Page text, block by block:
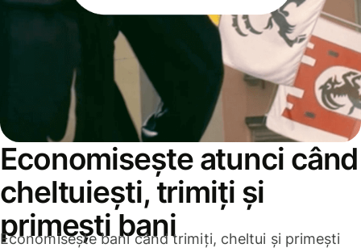
Economisește atunci când
cheltuiești, trimiți și
primești bani
Economisește bani când trimiți, cheltui și primești